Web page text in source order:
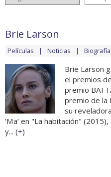
Brie Larson
Películas Noticias Biografía
Brie Larson
el premios
premio
premio de la
su
‘Ma’ en "La habitación"
y... (+)